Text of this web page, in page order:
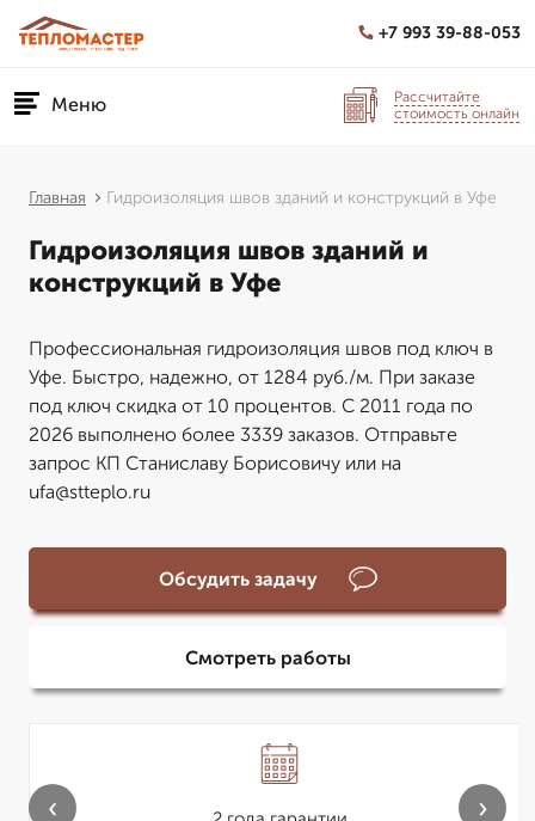
+7 993 39-88-053
Меню
Рассчитайте
стоимость онлайн
Главная Гидроизоляция швов зданий и конструкций в Уфе
Гидроизоляция швов зданий и
конструкций в Уфе
Профессиональная гидроизоляция швов под ключ в
Уфе. Быстро, надежно, от 1284 руб./м. При заказе
под ключ скидка от 10 процентов. С 2011 года по
2026 выполнено более 3339 заказов. Отправьте
запрос КП Станиславу Борисовичу или на
ufa@stteplo.ru
Обсудить задачу
Смотреть работы
‹ ›